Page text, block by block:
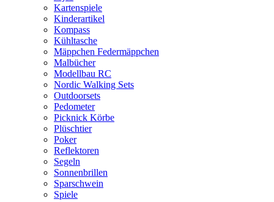
Kartenspiele
Kinderartikel
Kompass
Kühltasche
Mäppchen Federmäppchen
Malbücher
Modellbau RC
Nordic Walking Sets
Outdoorsets
Pedometer
Picknick Körbe
Plüschtier
Poker
Reflektoren
Segeln
Sonnenbrillen
Sparschwein
Spiele